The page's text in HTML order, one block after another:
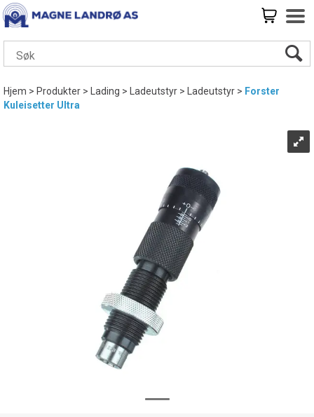
Hjem>Produkter> Lading> Ladeutstyr> Ladeutstyr> Forster
Kuleisetter Ultra